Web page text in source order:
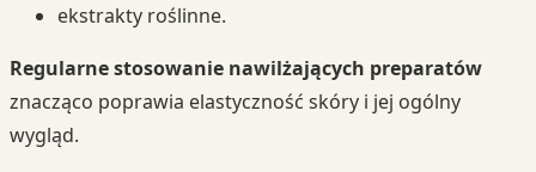
ekstrakty roślinne.
Regularne stosowanie nawilżających preparatów
znacząco poprawia elastyczność skóry i jej ogólny
wygląd.